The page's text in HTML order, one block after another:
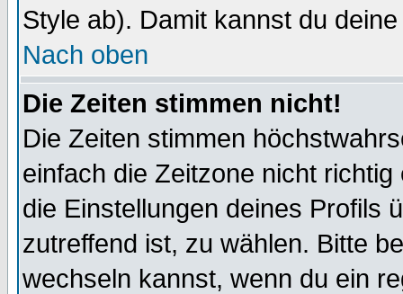
Style ab). Damit kannst du
Nach oben
Die Zeiten stimmen nicht!
Die Zeiten stimmen
einfach die Zeitzone nicht
die Einstellungen deines Profils
zutreffend ist, zu wählen. Bitte
wechseln kannst, wenn du ein